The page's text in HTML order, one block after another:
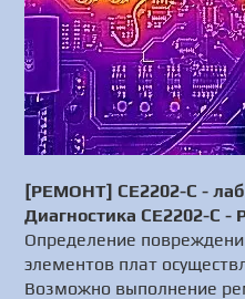
[РЕМОНТ] СЕ2202-С -
Диагностика СЕ2202-С -
Определение
элементов плат
Возможно выполнение